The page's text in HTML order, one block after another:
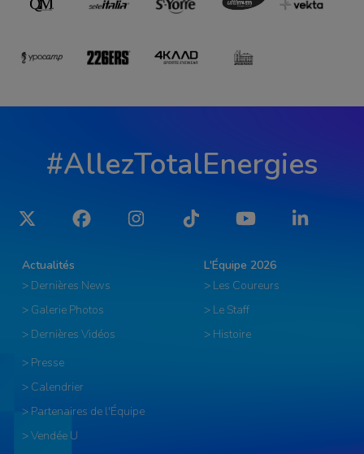
#AllezTotalEnergies
Twitter Facebook Instagram Tiktok YouTube LinkedIn
Actualités
> Dernières News
> Galerie Photos
> Dernières Vidéos
L'Équipe 2026
> Les Coureurs
> Le Staff
> Histoire
> Presse
> Calendrier
> Partenaires de l'Équipe
> Vendée U